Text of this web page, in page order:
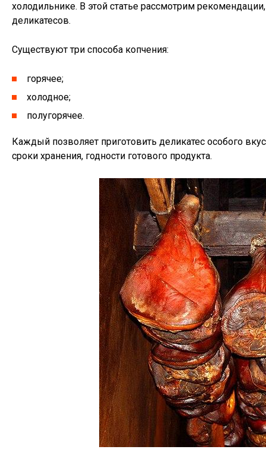
холодильнике. В этой статье рассмотрим
деликатесов.
Существуют три способа копчения:
горячее;
холодное;
полугорячее.
Каждый позволяет приготовить деликатес особого
сроки хранения, годности готового продукта.